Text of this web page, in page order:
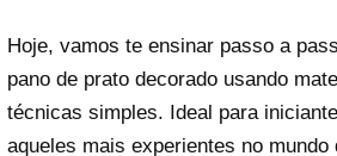
Hoje, vamos te ensinar passo a
pano de prato decorado usando
técnicas simples. Ideal para
aqueles mais experientes no mundo